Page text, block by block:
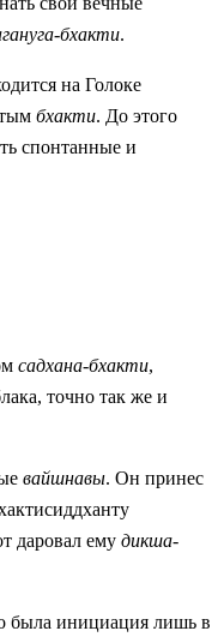
бхакти.
на Голоке
бхакти. До этого
спонтанные и
садхана-бхакти,
точно так же и
вайшнавы. Он принес
даровал ему дикша-
была инициация лишь в